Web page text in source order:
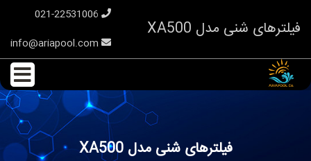
فیلترهای شنی مدل XA500
فیلترهای شنی مدل XA500